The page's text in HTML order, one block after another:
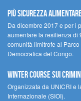
Più sicurezza
Da dicembre 2017 e per i
aumentare la resilienza di
comunità limitrofe al
Democratica del Congo.
Winter Course sui
Organizzata da UNICRI e
Internazionale (SIOI).